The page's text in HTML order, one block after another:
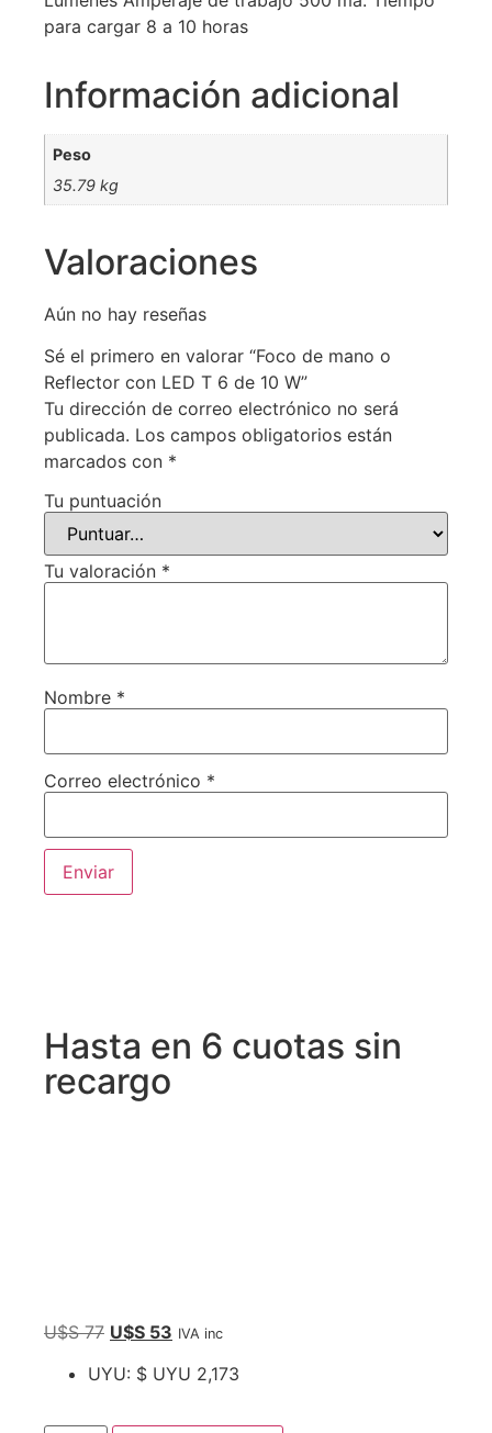
para cargar 8 a 10 horas
Información adicional
Peso
35.79 kg
Valoraciones
Aún no hay reseñas
Sé el primero en valorar “Foco de mano o
Reflector con LED T 6 de 10 W”
Tu dirección de correo electrónico no será
publicada. Los campos obligatorios están
marcados con *
Tu puntuación
Tu valoración *
Nombre *
Correo electrónico *
Hasta en 6 cuotas sin
recargo
U$S77 U$S 53 IVA inc
UYU: $ UYU 2,173